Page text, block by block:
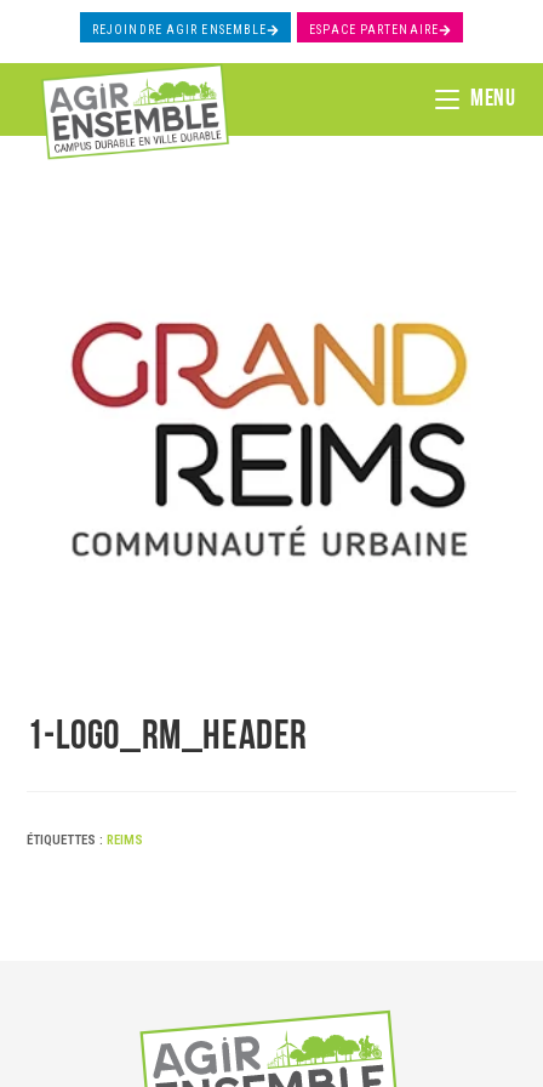
REJOINDRE AGIR ENSEMBLE ESPACE PARTENAIRE
MENU
1-logo_rm_header
ÉTIQUETTES : REIMS